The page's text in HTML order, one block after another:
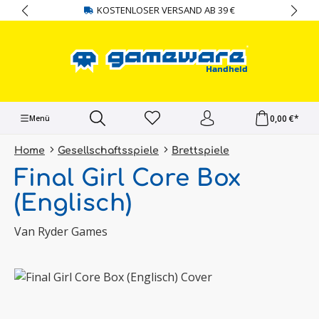
springen KOSTENLOSER VERSAND AB 39 €
Menü 0,00 €*
Home Gesellschaftsspiele Brettspiele
Final Girl Core Box
(Englisch)
Van Ryder Games
Bildergalerie überspringen